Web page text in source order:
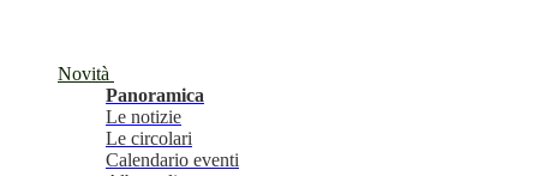
Novità
Panoramica
Le notizie
Le circolari
Calendario eventi